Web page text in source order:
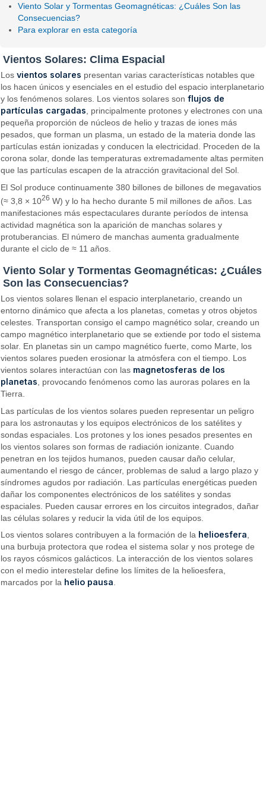
Viento Solar y Tormentas Geomagnéticas: ¿Cuáles Son las
Consecuencias?
Para explorar en esta categoría
Vientos Solares: Clima Espacial
Losvientos solares presentan varias características notables que
los hacen únicos y esenciales en el estudio del espacio interplanetario
y los fenómenos solares. Los vientos solares sonflujos de
partículas cargadas, principalmente protones y electrones con una
pequeña proporción de núcleos de helio y trazas de iones más
pesados, que forman un plasma, un estado de la materia donde las
partículas están ionizadas y conducen la electricidad. Proceden de la
corona solar, donde las temperaturas extremadamente altas permiten
que las partículas escapen de la atracción gravitacional del Sol.
El Sol produce continuamente 380 billones de billones de megavatios
(≈ 3,8 × 1026 W) y lo ha hecho durante 5 mil millones de años. Las
manifestaciones más espectaculares durante períodos de intensa
actividad magnética son la aparición de manchas solares y
protuberancias. El número de manchas aumenta gradualmente
durante el ciclo de ≈ 11 años.
Viento Solar y Tormentas Geomagnéticas: ¿Cuáles
Son las Consecuencias?
Los vientos solares llenan el espacio interplanetario, creando un
entorno dinámico que afecta a los planetas, cometas y otros objetos
celestes. Transportan consigo el campo magnético solar, creando un
campo magnético interplanetario que se extiende por todo el sistema
solar. En planetas sin un campo magnético fuerte, como Marte, los
vientos solares pueden erosionar la atmósfera con el tiempo. Los
vientos solares interactúan con las magnetosferas de los
planetas , provocando fenómenos como las auroras polares en la
Tierra.
Las partículas de los vientos solares pueden representar un peligro
para los astronautas y los equipos electrónicos de los satélites y
sondas espaciales. Los protones y los iones pesados presentes en
los vientos solares son formas de radiación ionizante. Cuando
penetran en los tejidos humanos, pueden causar daño celular,
aumentando el riesgo de cáncer, problemas de salud a largo plazo y
síndromes agudos por radiación. Las partículas energéticas pueden
dañar los componentes electrónicos de los satélites y sondas
espaciales. Pueden causar errores en los circuitos integrados, dañar
las células solares y reducir la vida útil de los equipos.
Los vientos solares contribuyen a la formación de la helioesfera,
una burbuja protectora que rodea el sistema solar y nos protege de
los rayos cósmicos galácticos. La interacción de los vientos solares
con el medio interestelar define los límites de la helioesfera,
marcados por la helio pausa.